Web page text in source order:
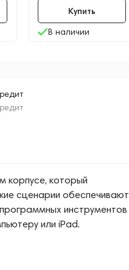
В наличии
Купить
корпусе, который
сценарии обеспечивают
инструментов
или iPad.